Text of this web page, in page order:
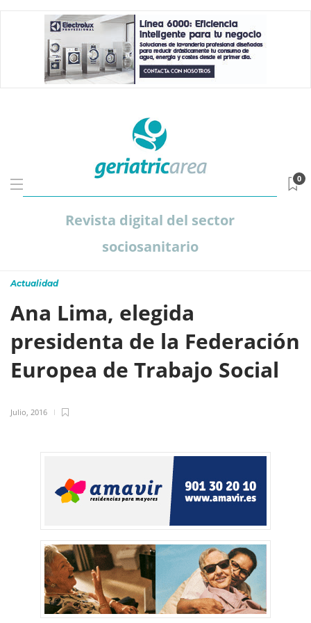
Revista digital del sector
sociosanitario
0
Actualidad
Ana Lima, elegida
presidenta de la Federación
Europea de Trabajo Social
Julio, 2016